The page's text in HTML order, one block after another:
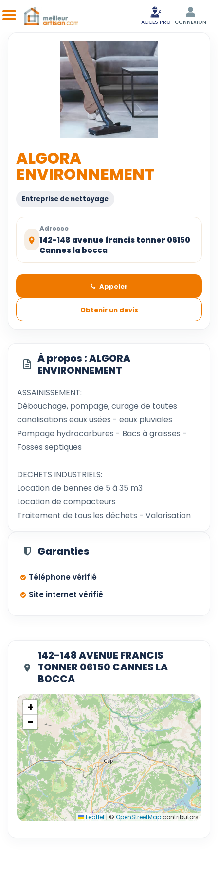
ACCES PRO CONNEXION
ALGORA
ENVIRONNEMENT
Entreprise de nettoyage
Adresse
142-148 avenue francis tonner 06150
Cannes la bocca
Appeler
Obtenir un devis
À propos : ALGORA
ENVIRONNEMENT
ASSAINISSEMENT:
Débouchage, pompage, curage de toutes
canalisations eaux usées - eaux pluviales
Pompage hydrocarbures - Bacs à graisses -
Fosses septiques
DECHETS INDUSTRIELS:
Location de bennes de 5 à 35 m3
Location de compacteurs
Traitement de tous les déchets - Valorisation
Garanties
Téléphone vérifié
Site internet vérifié
142-148 AVENUE FRANCIS
TONNER 06150 CANNES LA
BOCCA
+
−
Leaflet | © OpenStreetMapcontributors